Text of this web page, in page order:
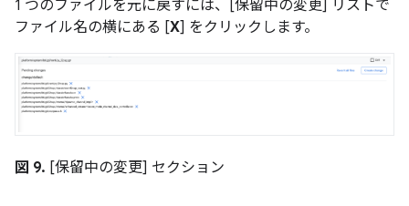
1 つのファイルを元に戻すには、[保留中の変更] リストで
ファイル名の横にある [X] をクリックします。
図 9. [保留中の変更] セクション